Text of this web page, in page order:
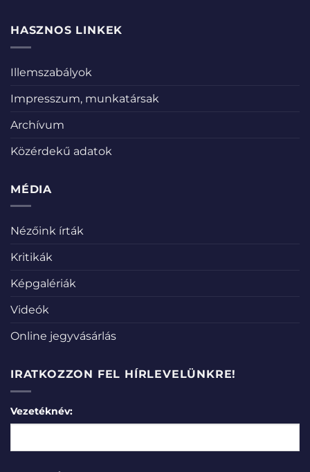
HASZNOS LINKEK
Illemszabályok
Impresszum, munkatársak
Archívum
Közérdekű adatok
MÉDIA
Nézőink írták
Kritikák
Képgalériák
Videók
Online jegyvásárlás
IRATKOZZON FEL HÍRLEVELÜNKRE!
Vezetéknév: